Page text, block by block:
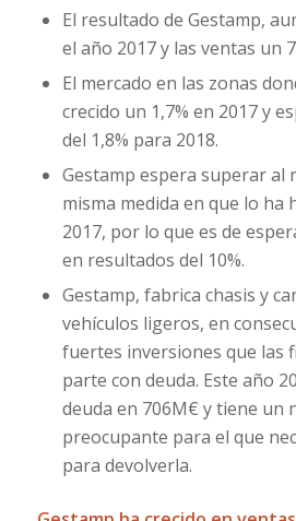
El resultado de Gestamp,
el año 2017 y las ventas un
El mercado en las zonas
crecido un 1,7% en 2017 y
del 1,8% para 2018.
Gestamp espera superar al
misma medida en que lo ha
2017, por lo que es de
en resultados del 10%.
Gestamp, fabrica chasis y
vehículos ligeros, en
fuertes inversiones que las
parte con deuda. Este año
deuda en 706M€ y tiene un
preocupante para el que
para devolverla.